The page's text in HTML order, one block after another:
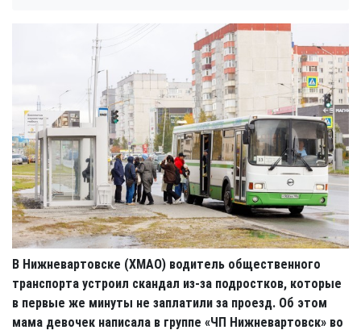
В Нижневартовске (ХМАО) водитель общественного
транспорта устроил скандал из-за подростков, которые
в первые же минуты не заплатили за проезд. Об этом
мама девочек написала в группе «ЧП Нижневартовск» во